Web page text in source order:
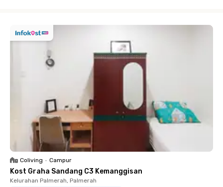
Coliving • Campur
Kost Graha Sandang C3 Kemanggisan
Kelurahan Palmerah, Palmerah